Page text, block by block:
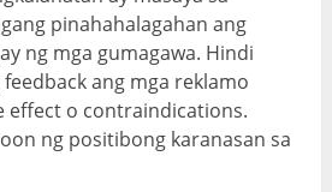
pinahahalagahan ang
ng mga gumagawa. Hindi
ang mga reklamo
effect o contraindications.
ng positibong karanasan sa